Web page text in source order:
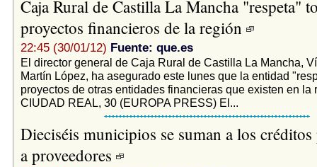
Caja Rural de Castilla La Mancha "respeta"
proyectos financieros de la región
22:45 (30/01/12) Fuente: que.es
El director general de Caja Rural de Castilla La Mancha,
Martín López, ha asegurado este lunes que la entidad
proyectos de otras entidades financieras que existen en la
CIUDAD REAL, 30 (EUROPA PRESS) El...
Dieciséis municipios se suman a los créditos
a proveedores